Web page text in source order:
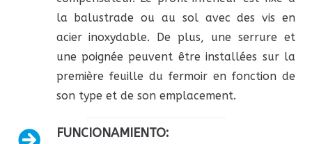
la balustrade ou au sol avec des vis en
acier inoxydable. De plus, une serrure et
une poignée peuvent être installées sur la
première feuille du fermoir en fonction de
son type et de son emplacement.
FUNCIONAMIENTO: